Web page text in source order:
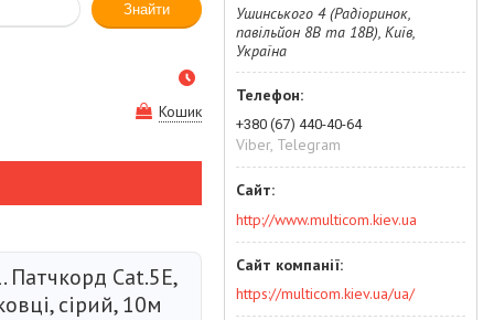
Знайти
Кошик
Патчкорд Cat.5Е,
сірий, 10м
Ушинського 4 (Радіоринок,
павільйон 8В та 18В), Київ,
Україна
+380 (67) 440-40-64
Viber, Telegram
http://www.multicom.kiev.ua
https://multicom.kiev.ua/ua/